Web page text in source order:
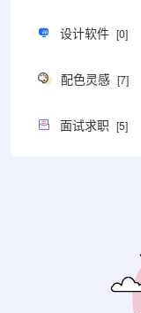
设计软件 [0]
配色灵感 [7]
面试求职 [5]